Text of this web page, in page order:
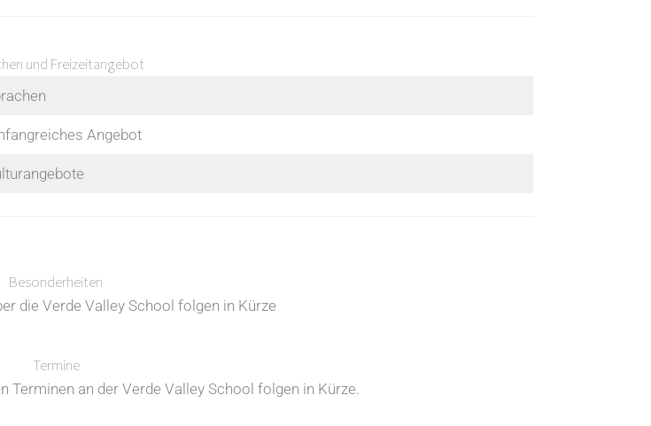
und Freizeitangebot
Angebot
Besonderheiten
die Verde Valley School folgen in Kürze
Termine
Terminen an der Verde Valley School folgen in Kürze.